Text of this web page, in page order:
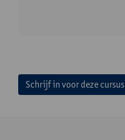
Schrijf in voor deze cursus